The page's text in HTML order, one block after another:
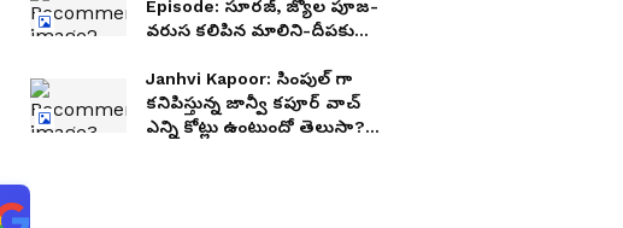
Episode: సూరజ్, జ్యోల పూజ-
వరుస కలిపిన మాలిని-దీపకు
Janhvi Kapoor: సింపుల్ గా
కనిపిస్తున్న జాన్వీ కపూర్ వాచ్
ఎన్ని కోట్లు ఉంటుందో తెలుసా?